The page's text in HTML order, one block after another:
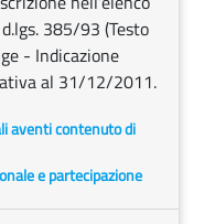
385/93 (Testo
- Indicazione
al 31/12/2011.
aventi contenuto di
e partecipazione